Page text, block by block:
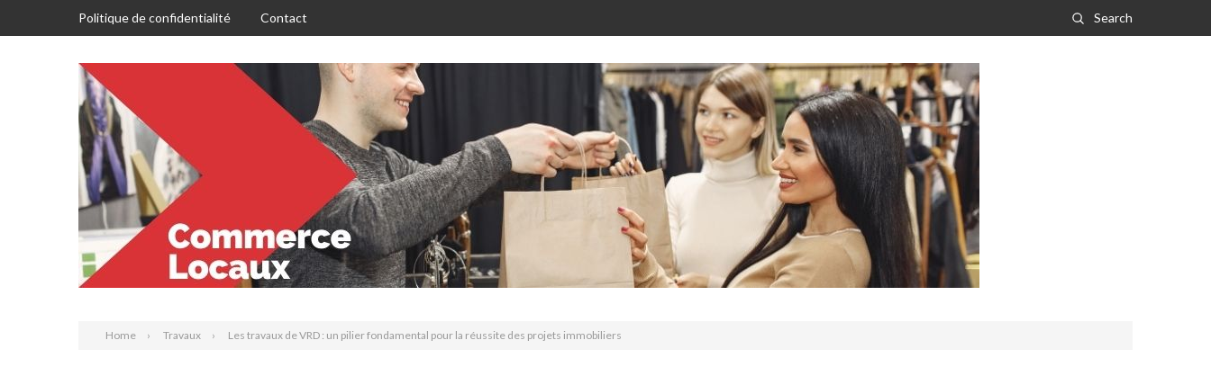
Politique de confidentialité Contact Search
Home Travaux Les travaux de VRD : un pilier fondamental pour la réussite des projets immobiliers